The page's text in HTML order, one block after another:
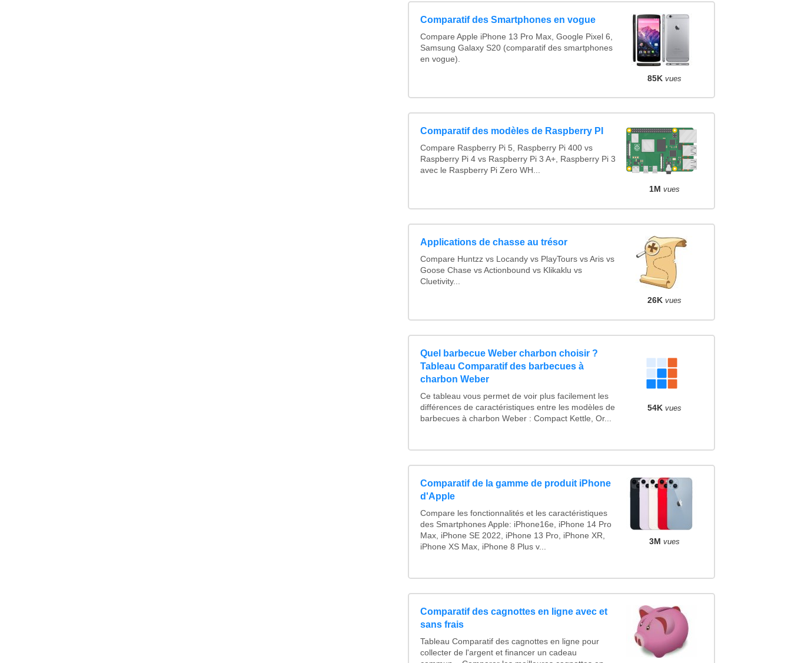
Comparatif des Smartphones en vogue
Compare Apple iPhone 13 Pro Max, Google Pixel 6,
Samsung Galaxy S20 (comparatif des smartphones
en vogue).
85K vues
Comparatif des modèles de Raspberry PI
Compare Raspberry Pi 5, Raspberry Pi 400 vs
Raspberry Pi 4 vs Raspberry Pi 3 A+, Raspberry Pi 3
avec le Raspberry Pi Zero WH...
1M vues
Applications de chasse au trésor
Compare Huntzz vs Locandy vs PlayTours vs Aris vs
Goose Chase vs Actionbound vs Klikaklu vs
Cluetivity...
26K vues
Quel barbecue Weber charbon choisir ?
Tableau Comparatif des barbecues à
charbon Weber
Ce tableau vous permet de voir plus facilement les
différences de caractéristiques entre les modèles de
barbecues à charbon Weber : Compact Kettle, Or...
54K vues
Comparatif de la gamme de produit iPhone
d'Apple
Compare les fonctionnalités et les caractéristiques
des Smartphones Apple: iPhone16e, iPhone 14 Pro
Max, iPhone SE 2022, iPhone 13 Pro, iPhone XR,
iPhone XS Max, iPhone 8 Plus v...
3M vues
Comparatif des cagnottes en ligne avec et
sans frais
Tableau Comparatif des cagnottes en ligne pour
collecter de l'argent et financer un cadeau